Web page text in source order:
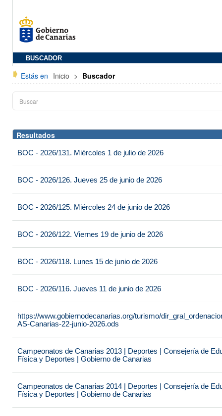
BUSCADOR
Estás en Inicio > Buscador
Resultados
BOC - 2026/131. Miércoles 1 de julio de 2026
BOC - 2026/126. Jueves 25 de junio de 2026
BOC - 2026/125. Miércoles 24 de junio de 2026
BOC - 2026/122. Viernes 19 de junio de 2026
BOC - 2026/118. Lunes 15 de junio de 2026
BOC - 2026/116. Jueves 11 de junio de 2026
https://www.gobiernodecanarias.org/turismo/
AS-Canarias-22-junio-2026.ods
Campeonatos de Canarias 2013 | Deportes | Consejería de
Física y Deportes | Gobierno de Canarias
Campeonatos de Canarias 2014 | Deportes | Consejería de
Física y Deportes | Gobierno de Canarias